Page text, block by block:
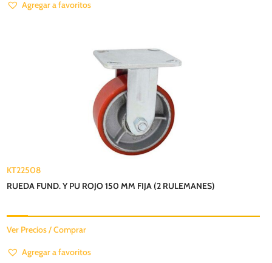
Agregar a favoritos
KT22508
RUEDA FUND. Y PU ROJO 150 MM FIJA (2 RULEMANES)
Ver Precios / Comprar
Agregar a favoritos